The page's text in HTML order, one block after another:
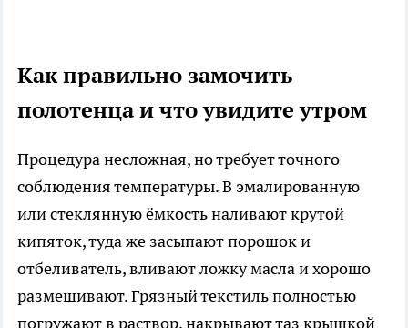
Как правильно замочить
полотенца и что увидите утром
Процедура несложная, но требует точного
соблюдения температуры. В эмалированную
или стеклянную ёмкость наливают крутой
кипяток, туда же засыпают порошок и
отбеливатель, вливают ложку масла и хорошо
размешивают. Грязный текстиль полностью
погружают в раствор, накрывают таз крышкой